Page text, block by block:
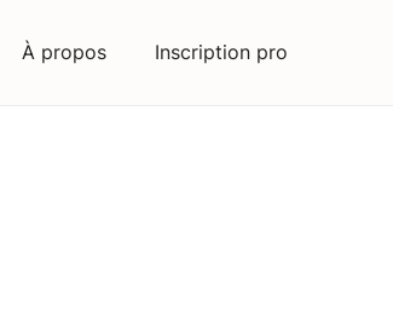
À propos Inscription pro